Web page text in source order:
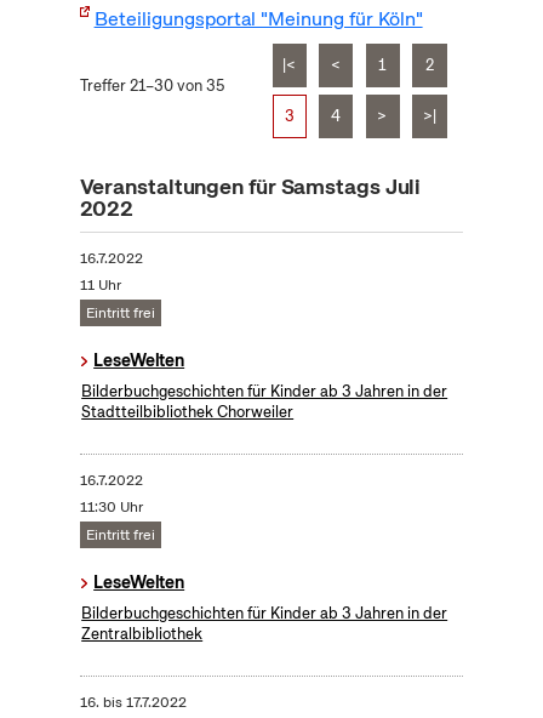
Beteiligungsportal "Meinung für Köln"
Treffer 21–30 von 35
|< < 1 2
3 4 > >|
Veranstaltungen für Samstags Juli
2022
16.7.2022
11 Uhr
Eintritt frei
LeseWelten
Bilderbuchgeschichten für Kinder ab 3 Jahren in der
Stadtteilbibliothek Chorweiler
16.7.2022
11:30 Uhr
Eintritt frei
LeseWelten
Bilderbuchgeschichten für Kinder ab 3 Jahren in der
Zentralbibliothek
16. bis17.7.2022